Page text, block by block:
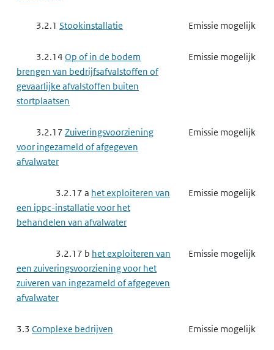
verwerken van ferrometalen door
het aanbrengen van deklagen van
gesmolten metaal
3.3.6 e
of gieten van ferrometalen
3.3.6 f
installatie voor het smelten of gieten
van ferrometalen
een ippc-installatie voor het winnen
van ruwe non-ferrometalen uit erts,
concentraat of secundaire
grondstoffen, het smelten, met
gieten van non-ferrometalen
3.2.1 Stookinstallatie Emissie mogelijk
3.2.14 Op of in de bodem
brengen van bedrijfsafvalstoffen of
gevaarlijke afvalstoffen buiten
stortplaatsen
Emissie mogelijk
3.2.17 Zuiveringsvoorziening
voor ingezameld of afgegeven
afvalwater
Emissie mogelijk
3.2.17 a het exploiteren van
een ippc-installatie voor het
behandelen van afvalwater
Emissie mogelijk
3.2.17 b het exploiteren van
een zuiveringsvoorziening voor het
zuiveren van ingezameld of afgegeven
afvalwater
Emissie mogelijk
3.3 Complexe bedrijven Emissie mogelijk